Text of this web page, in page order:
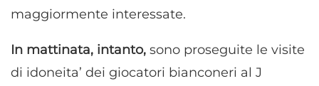
maggiormente interessate.
In mattinata, intanto, sono proseguite le visite
di idoneita’ dei giocatori bianconeri al J